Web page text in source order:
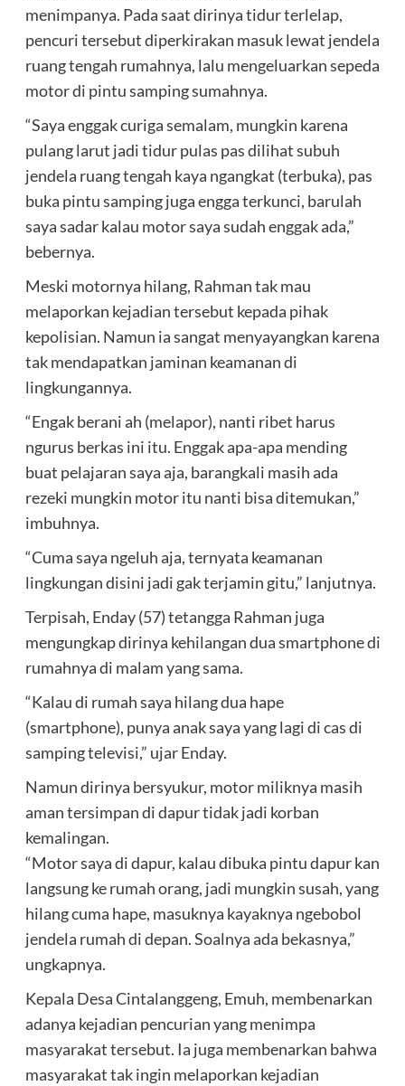
menimpanya. Pada saat dirinya tidur terlelap,
pencuri tersebut diperkirakan masuk lewat jendela
ruang tengah rumahnya, lalu mengeluarkan sepeda
motor di pintu samping sumahnya.
“Saya enggak curiga semalam, mungkin karena
pulang larut jadi tidur pulas pas dilihat subuh
jendela ruang tengah kaya ngangkat (terbuka), pas
buka pintu samping juga engga terkunci, barulah
saya sadar kalau motor saya sudah enggak ada,”
bebernya.
Meski motornya hilang, Rahman tak mau
melaporkan kejadian tersebut kepada pihak
kepolisian. Namun ia sangat menyayangkan karena
tak mendapatkan jaminan keamanan di
lingkungannya.
“Engak berani ah (melapor), nanti ribet harus
ngurus berkas ini itu. Enggak apa-apa mending
buat pelajaran saya aja, barangkali masih ada
rezeki mungkin motor itu nanti bisa ditemukan,”
imbuhnya.
“Cuma saya ngeluh aja, ternyata keamanan
lingkungan disini jadi gak terjamin gitu,” lanjutnya.
Terpisah, Enday (57) tetangga Rahman juga
mengungkap dirinya kehilangan dua smartphone di
rumahnya di malam yang sama.
“Kalau di rumah saya hilang dua hape
(smartphone), punya anak saya yang lagi di cas di
samping televisi,” ujar Enday.
Namun dirinya bersyukur, motor miliknya masih
aman tersimpan di dapur tidak jadi korban
kemalingan.
“Motor saya di dapur, kalau dibuka pintu dapur kan
langsung ke rumah orang, jadi mungkin susah, yang
hilang cuma hape, masuknya kayaknya ngebobol
jendela rumah di depan. Soalnya ada bekasnya,”
ungkapnya.
Kepala Desa Cintalanggeng, Emuh, membenarkan
adanya kejadian pencurian yang menimpa
masyarakat tersebut. Ia juga membenarkan bahwa
masyarakat tak ingin melaporkan kejadian